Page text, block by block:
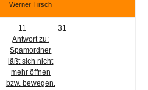
Werner Tirsch
11
31
Antwort zu:
Spamordner
läßt sich nicht
mehr öffnen
bzw. bewegen.